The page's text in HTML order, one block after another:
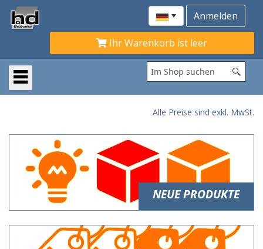
Ihr Warenkorb ist leer
Alle Preise sind exkl. MwSt.
NEUE PRODUKTE